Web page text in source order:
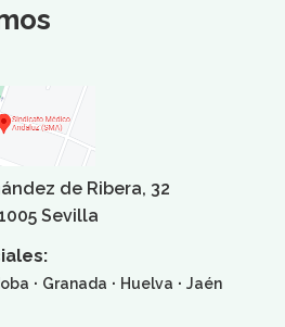
de Ribera, 32
Sevilla
· Granada · Huelva · Jaén